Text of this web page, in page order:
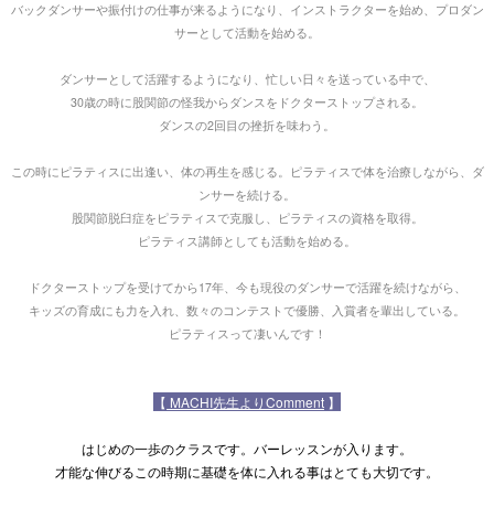
バックダンサーや振付けの仕事が来るようになり、 インストラクターを始め、プロダン
サーとして活動を始める。
ダンサーとして活躍するようになり、忙しい日々を送っている中で、
30歳の時に股関節の怪我からダンスをドクターストップされる。
ダンスの2回目の挫折を味わう。
この時にピラティスに出逢い、体の再生を感じる。 ピラティスで体を治療しながら、ダ
ンサーを続ける。
股関節脱臼症をピラティスで克服し、ピラティスの資格を取得。
ピラティス講師としても活動を始める。
ドクターストップを受けてから17年、今も現役のダンサーで活躍を続けながら、
キッズの育成にも力を入れ、数々のコンテストで優勝、入賞者を輩出している。
ピラティスって凄いんです！
【 MACHI先生よりComment 】
はじめの一歩のクラスです。バーレッスンが入ります。
才能な伸びるこの時期に基礎を体に入れる事はとても大切です。